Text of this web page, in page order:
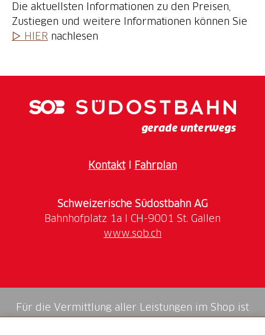
Die aktuellsten Informationen zu den Preisen,
Zustiegen und weitere Informationen können Sie
▷ HIER nachlesen
KontaktI Fahrplan
Schweizerische Südostbahn AG
www.sob.ch
Für die Vermittlung aller Leistungen im Shop ist